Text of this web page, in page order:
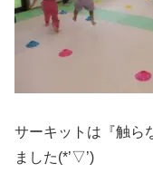
サーキットは『触ら
ました(*’▽’)